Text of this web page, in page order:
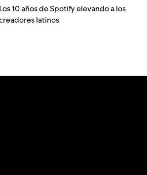
Los 10 años de Spotify elevando a los
latinos